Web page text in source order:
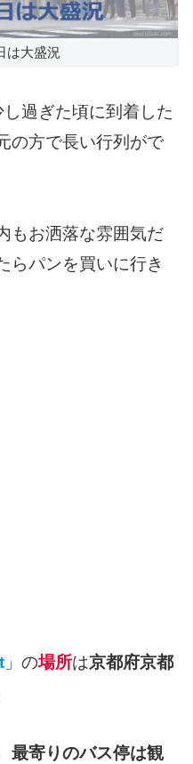
は大盛況
過ぎた頃に到着した
の方で長い行列がで
もお洒落な雰囲気だ
らパンを買いに行き
」の場所は京都府京都
最寄りのバス停は観